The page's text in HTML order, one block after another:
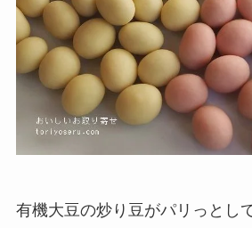
有機大豆の炒り豆がパリっとし